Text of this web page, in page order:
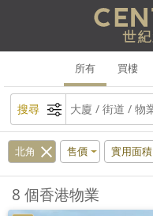
所有 買樓
搜尋
北角 售價 實用面積
8 個香港物業